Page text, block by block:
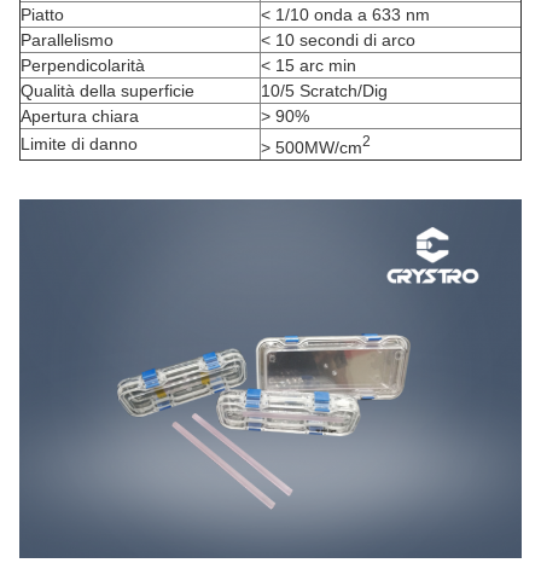
Piatto
< 1/10 onda a 633 nm
Parallelismo
< 10 secondi di arco
Perpendicolarità
< 15 arc min
Qualità della superficie
10/5 Scratch/Dig
Apertura chiara
> 90%
Limite di danno
> 500MW/cm2